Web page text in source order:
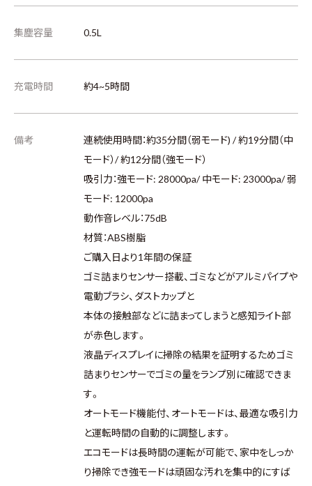
集塵容量 0.5L
充電時間 約4~5時間
備考
連続使用時間：約35分間（弱モード) / 約19分間（中
モード）/ 約12分間（強モード）
吸引力：強モード: 28000pa/ 中モード: 23000pa/ 弱
モード: 12000pa
動作音レベル：75dB
材質：ABS樹脂
ご購入日より1年間の保証
ゴミ詰まりセンサー搭載、ゴミなどがアルミパイプや
電動ブラシ、ダストカップと
本体の接触部などに詰まってしまうと感知ライト部
が赤色します。
液晶ディスプレイに掃除の結果を証明するためゴミ
詰まりセンサーでゴミの量をランプ別に確認できま
す。
オートモード機能付、オートモードは、最適な吸引力
と運転時間の自動的に調整します。
エコモードは長時間の運転が可能で、家中をしっか
り掃除でき強モードは頑固な汚れを集中的にすば